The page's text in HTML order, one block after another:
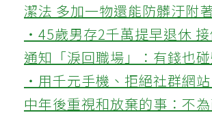
潔法 多加一物還能防髒汙附
‧45歲男存2千萬提早退休
通知「淚回職場」：有錢也
‧用千元手機、拒絕社群網
中年後重視和放棄的事：不